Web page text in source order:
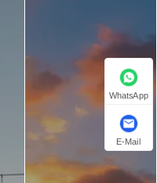
WhatsApp
E-Mail